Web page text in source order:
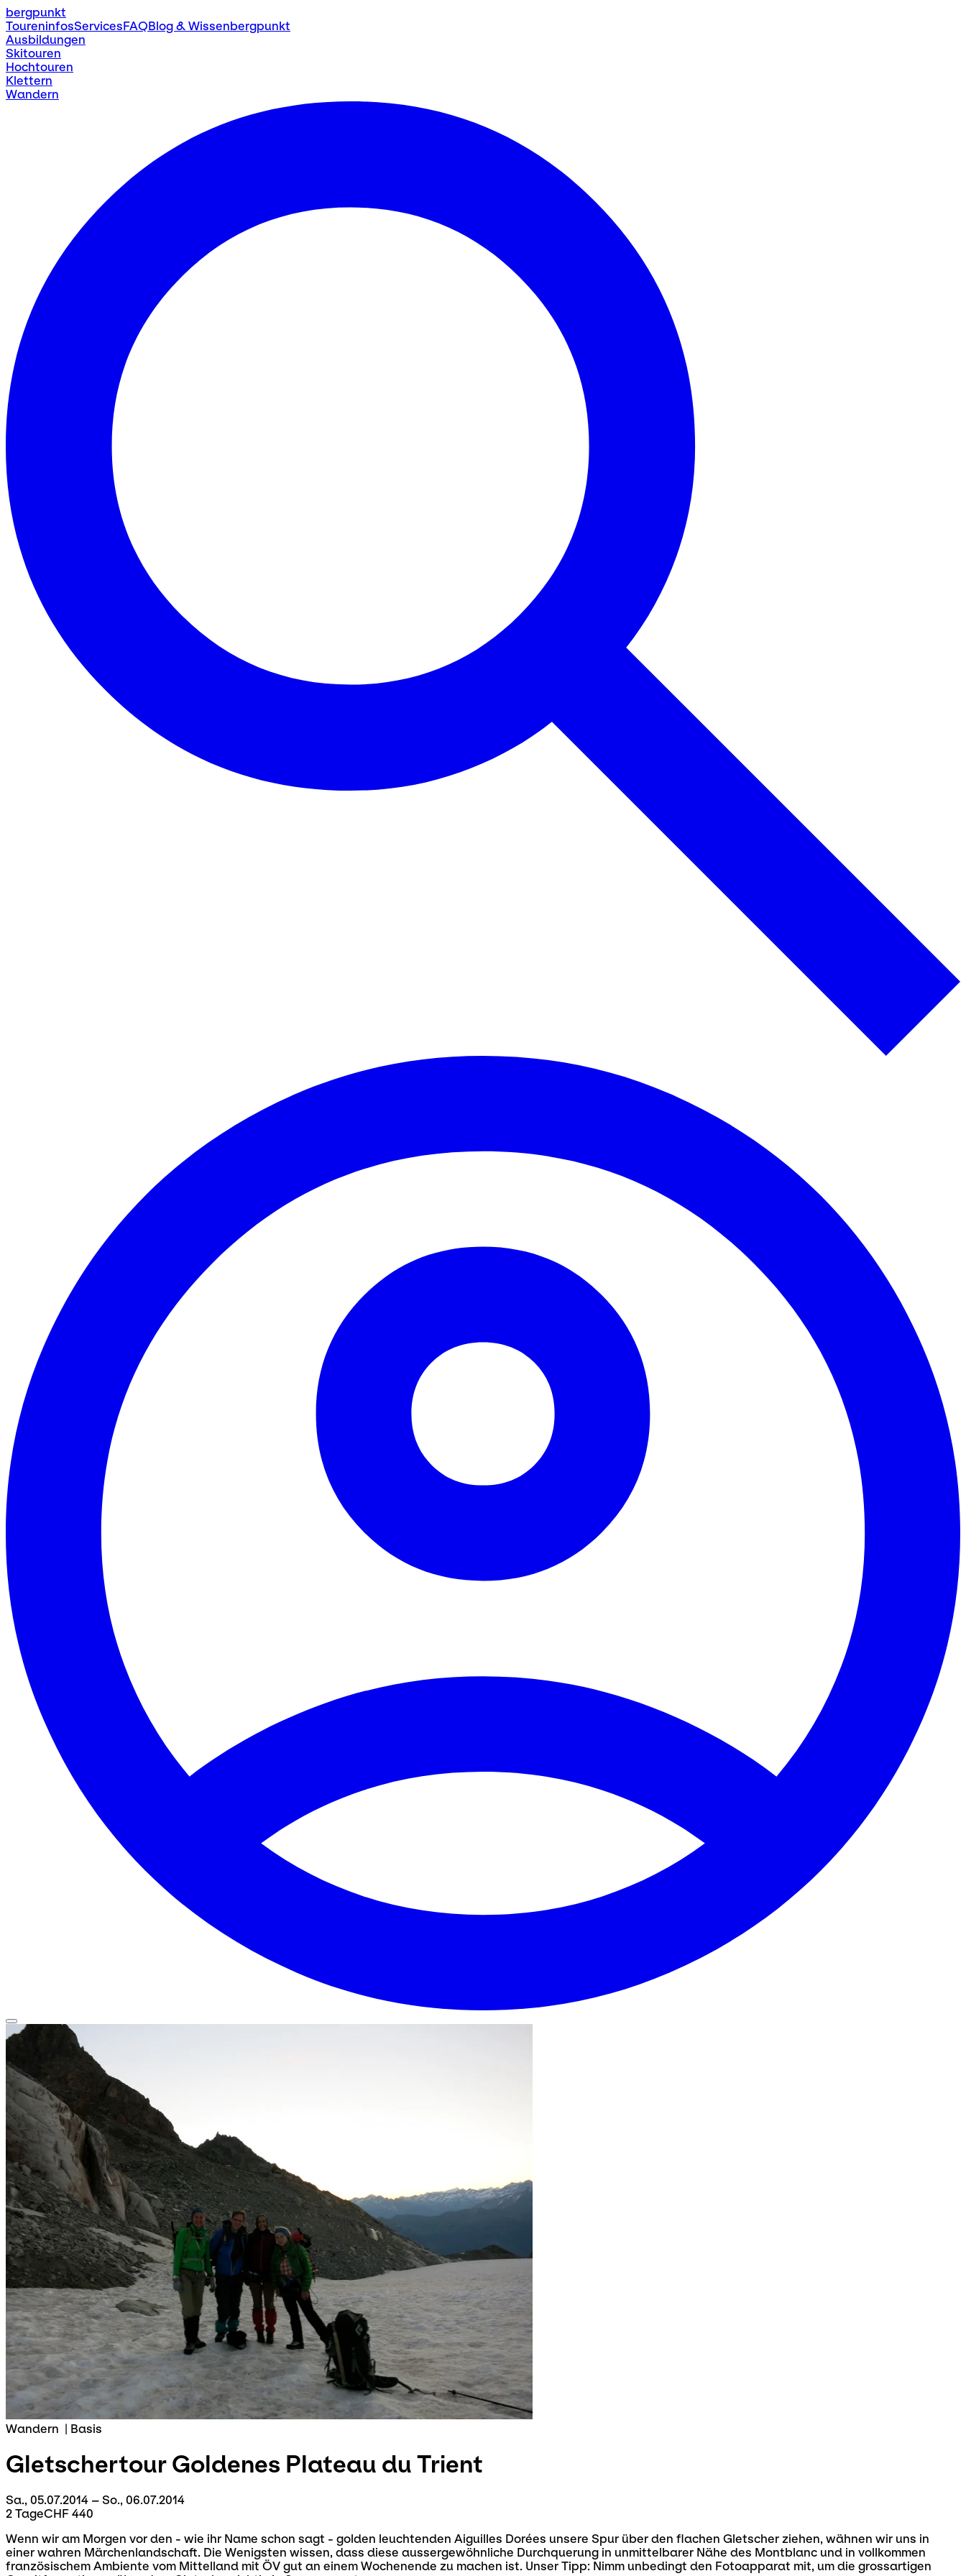
bergpunkt
ToureninfosServicesFAQBlog & Wissenbergpunkt
Ausbildungen
Skitouren
Hochtouren
Klettern
Wandern
Wandern | Basis
Gletschertour Goldenes Plateau du Trient
Sa., 05.07.2014 – So., 06.07.2014
2 TageCHF 440
Wenn wir am Morgen vor den - wie ihr Name schon sagt - golden leuchtenden Aiguilles Dorées unsere Spur über den flachen Gletscher ziehen, wähnen wir uns in
einer wahren Märchenlandschaft. Die Wenigsten wissen, dass diese aussergewöhnliche Durchquerung in unmittelbarer Nähe des Montblanc und in vollkommen
französischem Ambiente vom Mittelland mit ÖV gut an einem Wochenende zu machen ist. Unser Tipp: Nimm unbedingt den Fotoapparat mit, um die grossartigen